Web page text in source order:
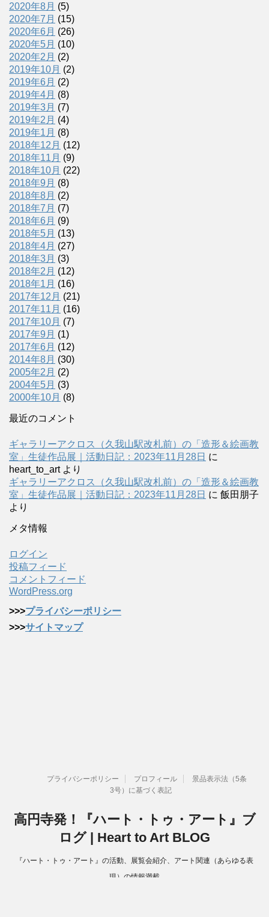
2020年8月 (5)
2020年7月 (15)
2020年6月 (26)
2020年5月 (10)
2020年2月 (2)
2019年10月 (2)
2019年6月 (2)
2019年4月 (8)
2019年3月 (7)
2019年2月 (4)
2019年1月 (8)
2018年12月 (12)
2018年11月 (9)
2018年10月 (22)
2018年9月 (8)
2018年8月 (2)
2018年7月 (7)
2018年6月 (9)
2018年5月 (13)
2018年4月 (27)
2018年3月 (3)
2018年2月 (12)
2018年1月 (16)
2017年12月 (21)
2017年11月 (16)
2017年10月 (7)
2017年9月 (1)
2017年6月 (12)
2014年8月 (30)
2005年2月 (2)
2004年5月 (3)
2000年10月 (8)
最近のコメント
ギャラリーアクロス（久我山駅改札前）の「造形＆絵画教
室」生徒作品展｜活動日記：2023年11月28日 に
heart_to_artより
ギャラリーアクロス（久我山駅改札前）の「造形＆絵画教
室」生徒作品展｜活動日記：2023年11月28日 に 飯田朋子
より
メタ情報
ログイン
投稿フィード
コメントフィード
WordPress.org
>>>プライバシーポリシー
>>>サイトマップ
プライバシーポリシー プロフィール
景品表示法（5条
3号）に基づく表記
高円寺発！『ハート・トゥ・アート』ブ
ログ | Heart to Art BLOG
『ハート・トゥ・アート』の活動、展覧会紹介、アート関連（あらゆる表
現）の情報満載